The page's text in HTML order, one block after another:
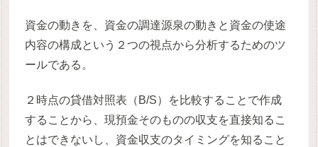
資金の動きを、資金の調達源泉の動きと資金の使途
内容の構成という２つの視点から分析するためのツ
ールである。
２時点の貸借対照表（B/S）を比較することで作成
することから、現預金そのものの収支を直接知るこ
とはできないし、資金収支のタイミングを知ること